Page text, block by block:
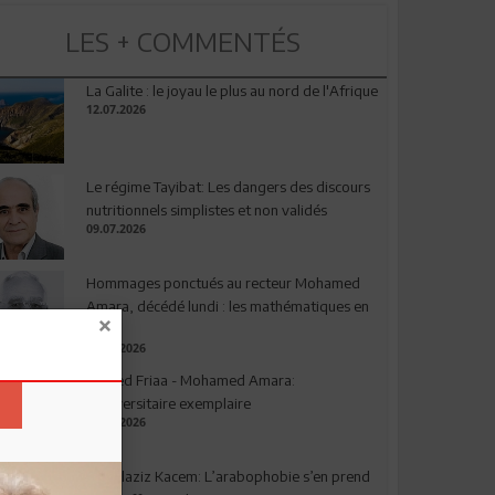
LES + COMMENTÉS
La Galite : le joyau le plus au nord de l'Afrique
12.07.2026
Le régime Tayibat: Les dangers des discours
nutritionnels simplistes et non validés
09.07.2026
Hommages ponctués au recteur Mohamed
Amara, décédé lundi : les mathématiques en
deuil
03.08.2026
Ahmed Friaa - Mohamed Amara:
l’Universitaire exemplaire
04.08.2026
Abdelaziz Kacem: L’arabophobie s’en prend